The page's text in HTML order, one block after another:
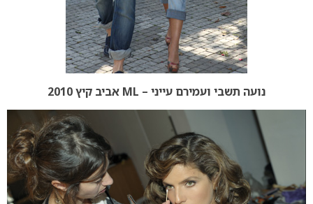
נועה תשבי ועמירם עייני – ML אביב קיץ 2010